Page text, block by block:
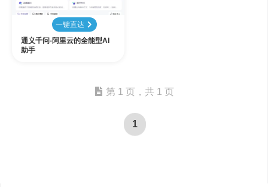
一键直达
通义千问-阿里云的全能型AI
助手
第 1 页，共 1 页
1